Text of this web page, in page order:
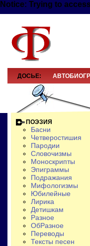
Notice: Trying to
ДОСЬЕ:
ПОЭЗИЯ
Басни
Четверостишия
Пародии
Словочизмы
Моноскрипты
Эпиграммы
Подражания
Мифологизмы
Юбилейные
Лирика
Детишкам
Разное
ОбРазное
Переводы
Тексты песен